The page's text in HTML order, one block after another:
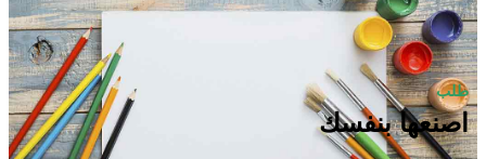
طلب
اصنعها بنفسك